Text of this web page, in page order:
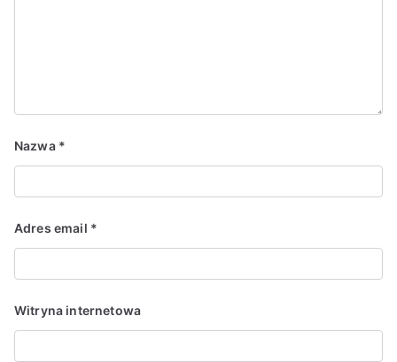
Nazwa *
Adres email *
Witryna internetowa